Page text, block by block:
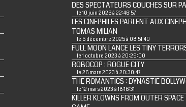
DES SPECTATEURS COUCHES SUR
le 10 juin 2026 à 22:46:57
LES CINEPHILES PARLENT AUX
TOMAS MILIAN
le 5 décembre 2025 à 08:51:49
FULL MOON LANCE LES TINY
le 1 octobre 2023 à 20:29:00
ROBOCOP : ROGUE CITY
le 26 mars 2023 à 20:30:47
THE ROMANTICS : DYNASTIE
le 12 mars 2023 à 18:16:31
KILLER KLOWNS FROM OUTER SPACE